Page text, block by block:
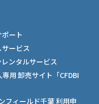
ート
ービス
ンタルサービス
専用 卸売サイト「CFDBI
フィールド千葉 利用申